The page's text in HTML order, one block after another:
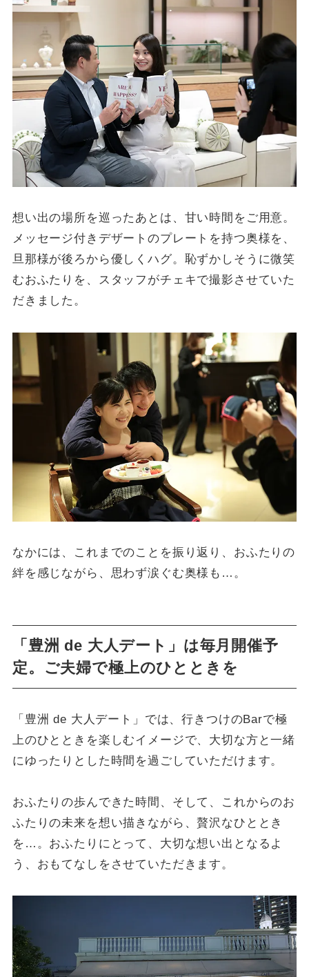
想い出の場所を巡ったあとは、甘い時間をご用意。
メッセージ付きデザートのプレートを持つ奥様を、
旦那様が後ろから優しくハグ。恥ずかしそうに微笑
むおふたりを、スタッフがチェキで撮影させていた
だきました。
なかには、これまでのことを振り返り、おふたりの
絆を感じながら、思わず涙ぐむ奥様も…。
「豊洲 de 大人デート」は毎月開催予
定。ご夫婦で極上のひとときを
「豊洲 de 大人デート」では、行きつけのBarで極
上のひとときを楽しむイメージで、大切な方と一緒
にゆったりとした時間を過ごしていただけます。
おふたりの歩んできた時間、そして、これからのお
ふたりの未来を想い描きながら、贅沢なひととき
を…。おふたりにとって、大切な想い出となるよ
う、おもてなしをさせていただきます。